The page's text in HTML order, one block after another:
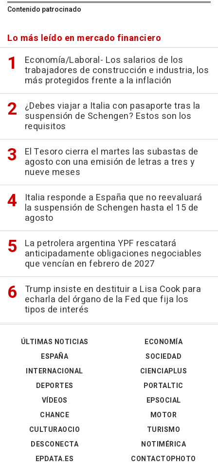
Contenido patrocinado
Lo más leído en mercado financiero
Economía/Laboral- Los salarios de los
trabajadores de construcción e industria, los
más protegidos frente a la inflación
¿Debes viajar a Italia con pasaporte tras la
suspensión de Schengen? Estos son los
requisitos
El Tesoro cierra el martes las subastas de
agosto con una emisión de letras a tres y
nueve meses
Italia responde a España que no reevaluará
la suspensión de Schengen hasta el 15 de
agosto
La petrolera argentina YPF rescatará
anticipadamente obligaciones negociables
que vencían en febrero de 2027
Trump insiste en destituir a Lisa Cook para
echarla del órgano de la Fed que fija los
tipos de interés
ÚLTIMAS NOTICIAS
ESPAÑA
INTERNACIONAL
DEPORTES
VÍDEOS
ECONOMÍA
SOCIEDAD
CIENCIAPLUS
PORTALTIC
EPSOCIAL
CHANCE
CULTURAOCIO
DESCONECTA
EPDATA.ES
MOTOR
TURISMO
NOTIMÉRICA
CONTACTOPHOTO